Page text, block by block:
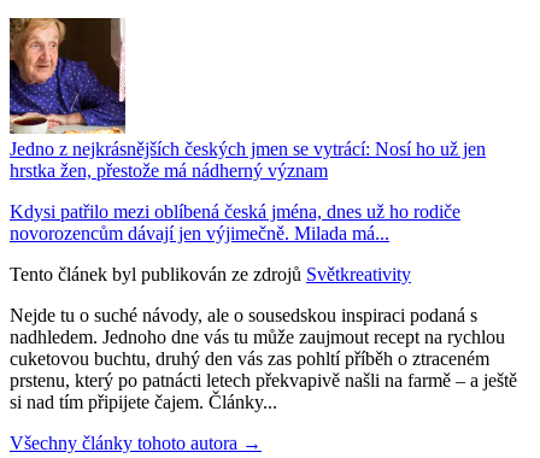
Jedno z nejkrásnějších českých jmen se vytrácí: Nosí ho už jen
hrstka žen, přestože má nádherný význam
Kdysi patřilo mezi oblíbená česká jména, dnes už ho rodiče
novorozencům dávají jen výjimečně. Milada má...
Tento článek byl publikován ze zdrojů Světkreativity
Nejde tu o suché návody, ale o sousedskou inspiraci podaná s
nadhledem. Jednoho dne vás tu může zaujmout recept na rychlou
cuketovou buchtu, druhý den vás zas pohltí příběh o ztraceném
prstenu, který po patnácti letech překvapivě našli na farmě – a ještě
si nad tím připijete čajem. Články...
Všechny články tohoto autora →